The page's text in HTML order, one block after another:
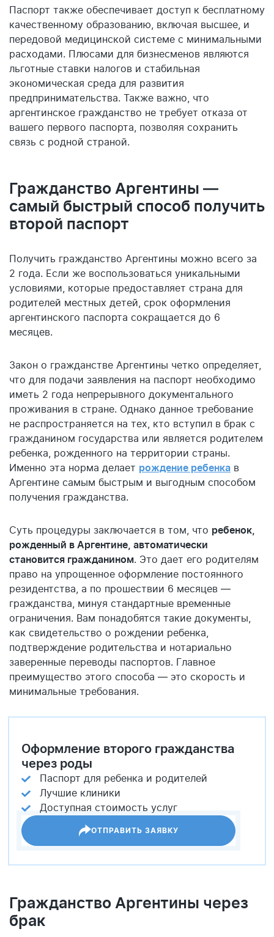
Паспорт также обеспечивает доступ к бесплатному
качественному образованию, включая высшее, и
передовой медицинской системе с минимальными
расходами. Плюсами для бизнесменов являются
льготные ставки налогов и стабильная
экономическая среда для развития
предпринимательства. Также важно, что
аргентинское гражданство не требует отказа от
вашего первого паспорта, позволяя сохранить
связь с родной страной.
Гражданство Аргентины —
самый быстрый способ получить
второй паспорт
Получить гражданство Аргентины можно всего за
2 года. Если же воспользоваться уникальными
условиями, которые предоставляет страна для
родителей местных детей, срок оформления
аргентинского паспорта сокращается до 6
месяцев.
Закон о гражданстве Аргентины четко определяет,
что для подачи заявления на паспорт необходимо
иметь 2 года непрерывного документального
проживания в стране. Однако данное требование
не распространяется на тех, кто вступил в брак с
гражданином государства или является родителем
ребенка, рожденного на территории страны.
Именно эта норма делает рождение ребенка в
Аргентине самым быстрым и выгодным способом
получения гражданства.
Суть процедуры заключается в том, что ребенок,
рожденный в Аргентине, автоматически
становится гражданином. Это дает его родителям
право на упрощенное оформление постоянного
резидентства, а по прошествии 6 месяцев —
гражданства, минуя стандартные временные
ограничения. Вам понадобятся такие документы,
как свидетельство о рождении ребенка,
подтверждение родительства и нотариально
заверенные переводы паспортов. Главное
преимущество этого способа — это скорость и
минимальные требования.
Оформление второго гражданства
через роды
Паспорт для ребенка и родителей
Лучшие клиники
Доступная стоимость услуг
ОТПРАВИТЬ ЗАЯВКУ
Гражданство Аргентины через
брак